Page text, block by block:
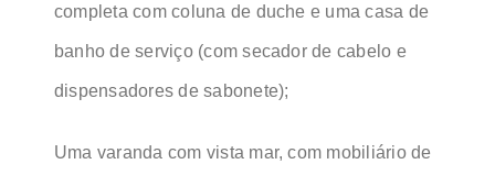
completa com coluna de duche e uma casa de
banho de serviço (com secador de cabelo e
dispensadores de sabonete);
Uma varanda com vista mar, com mobiliário de